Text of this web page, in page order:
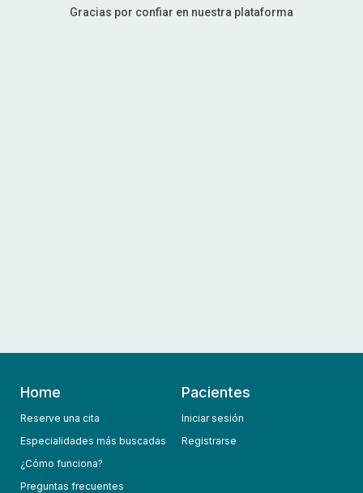
Gracias por confiar en nuestra plataforma
Home
Reserve una cita
Especialidades más buscadas
¿Cómo funciona?
Preguntas frecuentes
Pacientes
Iniciar sesión
Registrarse